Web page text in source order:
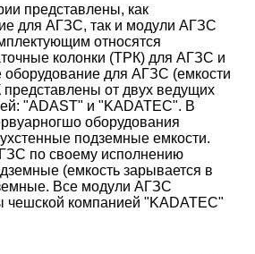
представлены, как
для АГЗС, так и модули АГЗС
относятся
колонки (ТРК) для АГЗС и
оборудование для АГЗС (емкости
от двух ведущих
"ADAST" и "KADATEC". В
оборудования
подземные емкости.
по своему исполнению
(емкость зарывается в
Все модули АГЗС
чешской компанией "KADATEC"